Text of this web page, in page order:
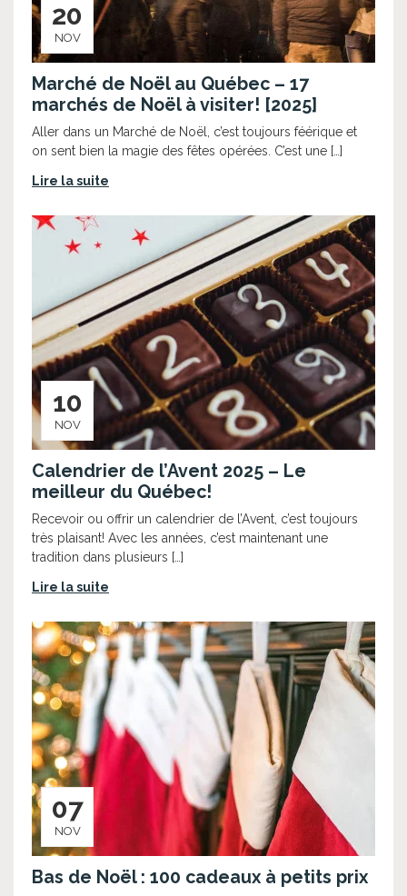
20
NOV
Marché de Noël au Québec – 17
marchés de Noël à visiter! [2025]
Aller dans un Marché de Noël, c’est toujours féérique et
on sent bien la magie des fêtes opérées. C’est une […]
Lire la suite
10
NOV
Calendrier de l’Avent 2025 – Le
meilleur du Québec!
Recevoir ou offrir un calendrier de l’Avent, c’est toujours
très plaisant! Avec les années, c’est maintenant une
tradition dans plusieurs […]
Lire la suite
07
NOV
Bas de Noël : 100 cadeaux à petits prix